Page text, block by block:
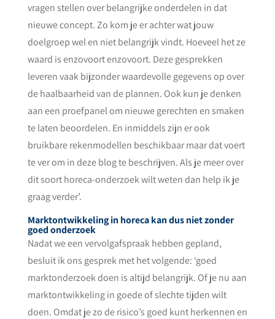
vragen stellen over belangrijke onderdelen in dat
nieuwe concept. Zo kom je er achter wat jouw
doelgroep wel en niet belangrijk vindt. Hoeveel het ze
waard is enzovoort enzovoort. Deze gesprekken
leveren vaak bijzonder waardevolle gegevens op over
de haalbaarheid van de plannen. Ook kun je denken
aan een proefpanel om nieuwe gerechten en smaken
te laten beoordelen. En inmiddels zijn er ook
bruikbare rekenmodellen beschikbaar maar dat voert
te ver om in deze blog te beschrijven. Als je meer over
dit soort horeca-onderzoek wilt weten dan help ik je
graag verder’.
Marktontwikkeling in horeca kan dus niet zonder
goed onderzoek
Nadat we een vervolgafspraak hebben gepland,
besluit ik ons gesprek met het volgende: ‘goed
marktonderzoek doen is altijd belangrijk. Of je nu aan
marktontwikkeling in goede of slechte tijden wilt
doen. Omdat je zo de risico’s goed kunt herkennen en